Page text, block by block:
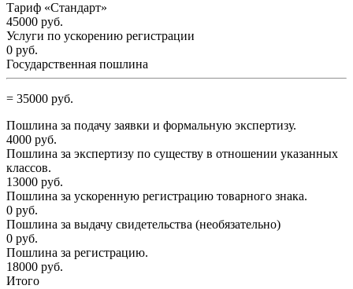
Тариф «Стандарт»
45000 руб.
Услуги по ускорению регистрации
0 руб.
Государственная пошлина
= 35000 руб.
Пошлина за подачу заявки и формальную экспертизу.
4000 руб.
Пошлина за экспертизу по существу в отношении указанных
классов.
13000 руб.
Пошлина за ускоренную регистрацию товарного знака.
0 руб.
Пошлина за выдачу свидетельства (необязательно)
0 руб.
Пошлина за регистрацию.
18000 руб.
Итого